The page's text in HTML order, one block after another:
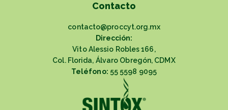
Contacto
contacto@proccyt.org.mx
Dirección:
Vito Alessio Robles 166,
Col. Florida, Álvaro Obregón, CDMX
Teléfono: 55 5598 9095